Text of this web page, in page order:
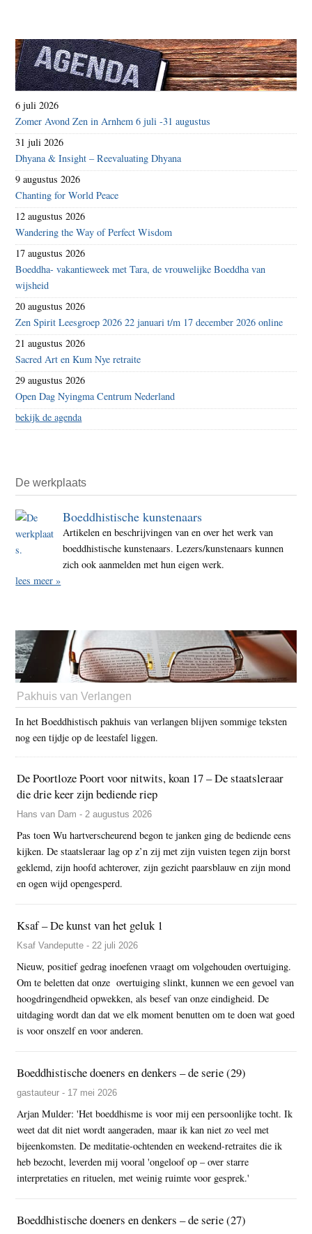
6 juli 2026
Zomer Avond Zen in Arnhem 6 juli -31 augustus
31 juli 2026
Dhyana & Insight – Reevaluating Dhyana
9 augustus 2026
Chanting for World Peace
12 augustus 2026
Wandering the Way of Perfect Wisdom
17 augustus 2026
Boeddha- vakantieweek met Tara, de vrouwelijke Boeddha van
wijsheid
20 augustus 2026
Zen Spirit Leesgroep 2026 22 januari t/m 17 december 2026 online
21 augustus 2026
Sacred Art en Kum Nye retraite
29 augustus 2026
Open Dag Nyingma Centrum Nederland
bekijk de agenda
De werkplaats
Boeddhistische kunstenaars
Artikelen en beschrijvingen van en over het werk van
boeddhistische kunstenaars. Lezers/kunstenaars kunnen
zich ook aanmelden met hun eigen werk.
lees meer »
Pakhuis van Verlangen
In het Boeddhistisch pakhuis van verlangen blijven sommige teksten
nog een tijdje op de leestafel liggen.
De Poortloze Poort voor nitwits, koan 17 – De staatsleraar
die drie keer zijn bediende riep
Hans van Dam - 2 augustus 2026
Pas toen Wu hartverscheurend begon te janken ging de bediende eens
kijken. De staatsleraar lag op z’n zij met zijn vuisten tegen zijn borst
geklemd, zijn hoofd achterover, zijn gezicht paarsblauw en zijn mond
en ogen wijd opengesperd.
Ksaf – De kunst van het geluk 1
Ksaf Vandeputte - 22 juli 2026
Nieuw, positief gedrag inoefenen vraagt om volgehouden overtuiging.
Om te beletten dat onze overtuiging slinkt, kunnen we een gevoel van
hoogdringendheid opwekken, als besef van onze eindigheid. De
uitdaging wordt dan dat we elk moment benutten om te doen wat goed
is voor onszelf en voor anderen.
Boeddhistische doeners en denkers – de serie (29)
gastauteur - 17 mei 2026
Arjan Mulder: 'Het boeddhisme is voor mij een persoonlijke tocht. Ik
weet dat dit niet wordt aangeraden, maar ik kan niet zo veel met
bijeenkomsten. De meditatie-ochtenden en weekend-retraites die ik
heb bezocht, leverden mij vooral 'ongeloof op – over starre
interpretaties en rituelen, met weinig ruimte voor gesprek.'
Boeddhistische doeners en denkers – de serie (27)